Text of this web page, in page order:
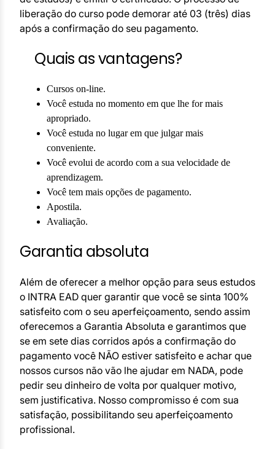
liberação do curso pode demorar até 03 (três) dias
após a confirmação do seu pagamento.
Quais as vantagens?
Cursos on-line.
Você estuda no momento em que lhe for mais
apropriado.
Você estuda no lugar em que julgar mais
conveniente.
Você evolui de acordo com a sua velocidade de
aprendizagem.
Você tem mais opções de pagamento.
Apostila.
Avaliação.
Garantia absoluta
Além de oferecer a melhor opção para seus estudos
o INTRA EAD quer garantir que você se sinta 100%
satisfeito com o seu aperfeiçoamento, sendo assim
oferecemos a Garantia Absoluta e garantimos que
se em sete dias corridos após a confirmação do
pagamento você NÃO estiver satisfeito e achar que
nossos cursos não vão lhe ajudar em NADA, pode
pedir seu dinheiro de volta por qualquer motivo,
sem justificativa. Nosso compromisso é com sua
satisfação, possibilitando seu aperfeiçoamento
profissional.